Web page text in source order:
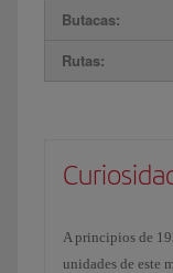
Butacas:
Rutas:
A principios de
unidades de este